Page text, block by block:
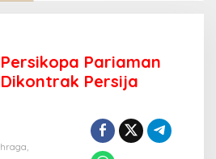
Pariaman
Dikontrak Persija
,